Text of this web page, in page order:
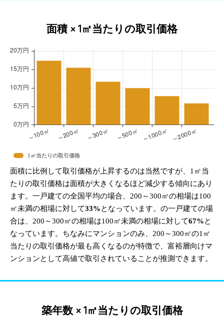
面積 × 1㎡当たりの取引価格
1㎡当たりの取引価格
面積に比例して取引価格が上昇するのは当然ですが、1㎡当
たりの取引価格は面積が大きくなるほど減少する傾向にあり
ます。一戸建ての全国平均の場合、200～300㎡の相場は100
㎡未満の相場に対して33%となっています。の一戸建ての場
合は、200～300㎡の相場は100㎡未満の相場に対して67%と
なっています。ちなみにマンションのみ、200～300㎡の1㎡
当たりの取引価格が最も高くなるのが特徴で、富裕層向けマ
ンションとして高値で取引されていることが推測できます。
築年数 × 1㎡当たりの取引価格